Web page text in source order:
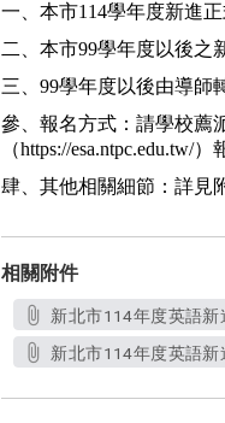
一、本市114學年度新進
二、本市99學年度以後之
三、 99學年度以後由導師
參、報名方式：請學校薦
（https://esa.ntpc.edu.tw/）
肆、其他相關細節：詳見
相關附件
新北市114年度英語
新北市114年度英語